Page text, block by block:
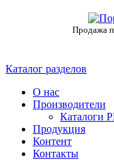
Продажа
Каталог разделов
О нас
Производители
Каталоги
Продукция
Контент
Контакты